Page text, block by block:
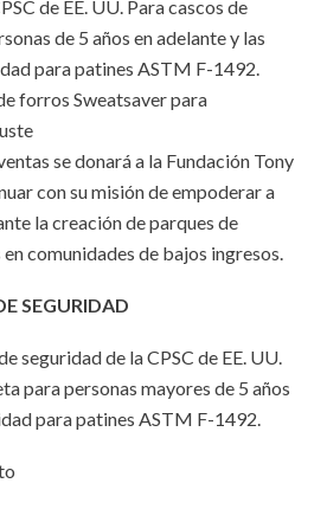
de EE. UU. Para cascos de
de 5 años en adelante y las
para patines ASTM F-1492.
forros Sweatsaver para
se donará a la Fundación Tony
con su misión de empoderar a
la creación de parques de
comunidades de bajos ingresos.
SEGURIDAD
seguridad de la CPSC de EE. UU.
para personas mayores de 5 años
para patines ASTM F-1492.